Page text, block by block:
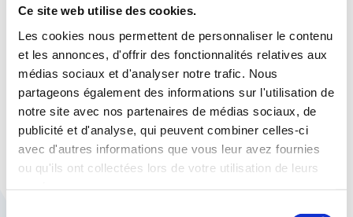
Ce site web utilise des cookies.
Les cookies nous permettent de personnaliser le contenu
et les annonces, d'offrir des fonctionnalités relatives aux
médias sociaux et d'analyser notre trafic. Nous
partageons également des informations sur l'utilisation de
notre site avec nos partenaires de médias sociaux, de
publicité et d'analyse, qui peuvent combiner celles-ci
avec d'autres informations que vous leur avez fournies
ou qu'ils ont collectées lors de votre utilisation de leurs
À lire aussi